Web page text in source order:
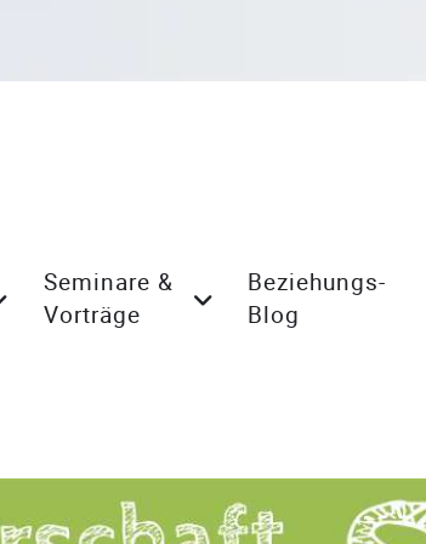
Seminare &
Vorträge
Beziehungs-
Blog